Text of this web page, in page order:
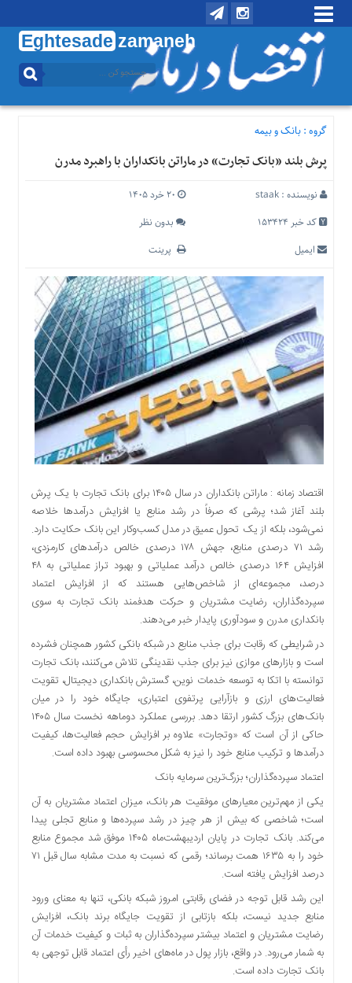
Eghtesade zamaneh
منوی
تماس
درباره
منوی
اصلی
خانه
الملل
اقتصادی
اجتماعی
فرهنگ
بورس
صنعت
معدن
فناوری
منظقه
دسترسی
سریع
تماس
درباره
کتاب
پلیس،امنیت
جامعه
گرایی
رسید
گروه :بانک و بیمه
پرش بلند «بانک تجارت» در ماراتن بانکداران با راهبرد مدرن
نویسنده :staak
کد خبر 153424
بدون نظر
ایمیل
پرینت
اقتصاد زمانه : ماراتن بانکداران در سال ۱۴۰۵ برای بانک تجارت با یک پرش
بلند آغاز شد؛ پرشی که صرفاً در رشد منابع یا افزایش درآمدها خلاصه
نمی‌شود، بلکه از یک تحول عمیق در مدل کسب‌وکار این بانک حکایت دارد.
رشد ۷۱ درصدی منابع، جهش ۱۷۸ درصدی خالص درآمدهای کارمزدی،
افزایش ۱۶۴ درصدی خالص درآمد عملیاتی و بهبود تراز عملیاتی به ۴۸
درصد، مجموعه‌ای از شاخص‌هایی هستند که از افزایش اعتماد
سپرده‌گذاران، رضایت مشتریان و حرکت هدفمند بانک تجارت به سوی
بانکداری مدرن و سودآوری پایدار خبر می‌دهند.
در شرایطی که رقابت برای جذب منابع در شبکه بانکی کشور همچنان فشرده
است و بازارهای موازی نیز برای جذب نقدینگی تلاش می‌کنند، بانک تجارت
توانسته با اتکا به توسعه خدمات نوین، گسترش بانکداری دیجیتال، تقویت
فعالیت‌های ارزی و بازآرایی پرتفوی اعتباری، جایگاه خود را در میان
بانک‌های بزرگ کشور ارتقا دهد. بررسی عملکرد دوماهه نخست سال ۱۴۰۵
حاکی از آن است که «وتجارت» علاوه بر افزایش حجم فعالیت‌ها، کیفیت
درآمدها و ترکیب منابع خود را نیز به شکل محسوسی بهبود داده است.
اعتماد سپرده‌گذاران؛ بزرگ‌ترین سرمایه بانک
یکی از مهم‌ترین معیارهای موفقیت هر بانک، میزان اعتماد مشتریان به آن
است؛ شاخصی که بیش از هر چیز در رشد سپرده‌ها و منابع تجلی پیدا
می‌کند. بانک تجارت در پایان اردیبهشت‌ماه ۱۴۰۵ موفق شد مجموع منابع
خود را به ۱۶۳۵ همت برساند؛ رقمی که نسبت به مدت مشابه سال قبل ۷۱
درصد افزایش یافته است.
این رشد قابل توجه در فضای رقابتی امروز شبکه بانکی، تنها به معنای ورود
منابع جدید نیست، بلکه بازتابی از تقویت جایگاه برند بانک، افزایش
رضایت مشتریان و اعتماد بیشتر سپرده‌گذاران به ثبات و کیفیت خدمات آن
به شمار می‌رود. در واقع، بازار پول در ماه‌های اخیر رأی اعتماد قابل توجهی به
بانک تجارت داده است.